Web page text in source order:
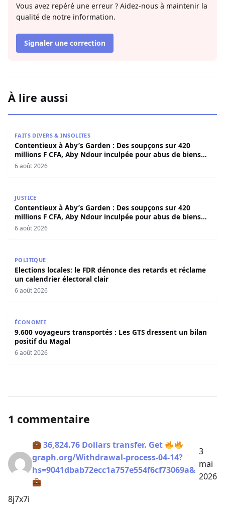
Vous avez repéré une erreur ? Aidez-nous à maintenir la
qualité de notre information.
Signaler une correction
À lire aussi
FAITS DIVERS & INSOLITES
Contentieux à Aby’s Garden : Des soupçons sur 420
millions F CFA, Aby Ndour inculpée pour abus de biens
sociaux
6 août 2026
JUSTICE
Contentieux à Aby’s Garden : Des soupçons sur 420
millions F CFA, Aby Ndour inculpée pour abus de biens
sociaux
6 août 2026
POLITIQUE
Elections locales: le FDR dénonce des retards et réclame
un calendrier électoral clair
6 août 2026
ÉCONOMIE
9.600 voyageurs transportés : Les GTS dressent un bilan
positif du Magal
6 août 2026
1 commentaire
36,824.76 Dollars transfer. Get
graph.org/Withdrawal-process-04-14?
hs=9041dbab72ecc1a757e554f6cf73069a&
3
mai
2026
8j7x7i